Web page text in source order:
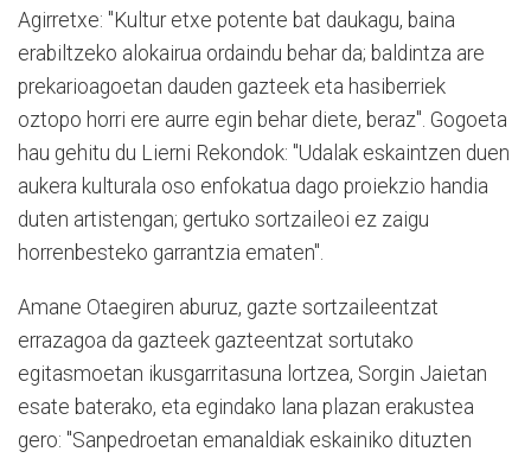
Agirretxe: "Kultur etxe potente bat daukagu, baina
erabiltzeko alokairua ordaindu behar da; baldintza are
prekarioagoetan dauden gazteek eta hasiberriek
oztopo horri ere aurre egin behar diete, beraz". Gogoeta
hau gehitu du Lierni Rekondok: "Udalak eskaintzen duen
aukera kulturala oso enfokatua dago proiekzio handia
duten artistengan; gertuko sortzaileoi ez zaigu
horrenbesteko garrantzia ematen".
Amane Otaegiren aburuz, gazte sortzaileentzat
errazagoa da gazteek gazteentzat sortutako
egitasmoetan ikusgarritasuna lortzea, Sorgin Jaietan
esate baterako, eta egindako lana plazan erakustea
gero: "Sanpedroetan emanaldiak eskainiko dituzten